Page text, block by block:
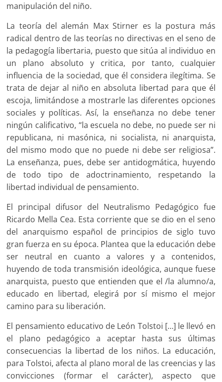
manipulación del niño.
La teoría del alemán Max Stirner es la postura más
radical dentro de las teorías no directivas en el seno de
la pedagogía libertaria, puesto que sitúa al individuo en
un plano absoluto y critica, por tanto, cualquier
influencia de la sociedad, que él considera ilegítima. Se
trata de dejar al niño en absoluta libertad para que él
escoja, limitándose a mostrarle las diferentes opciones
sociales y políticas. Así, la enseñanza no debe tener
ningún calificativo, “la escuela no debe, no puede ser ni
republicana, ni masónica, ni socialista, ni anarquista,
del mismo modo que no puede ni debe ser religiosa”.
La enseñanza, pues, debe ser antidogmática, huyendo
de todo tipo de adoctrinamiento, respetando la
libertad individual de pensamiento.
El principal difusor del Neutralismo Pedagógico fue
Ricardo Mella Cea. Esta corriente que se dio en el seno
del anarquismo español de principios de siglo tuvo
gran fuerza en su época. Plantea que la educación debe
ser neutral en cuanto a valores y a contenidos,
huyendo de toda transmisión ideológica, aunque fuese
anarquista, puesto que entienden que el /la alumno/a,
educado en libertad, elegirá por sí mismo el mejor
camino para su liberación.
El pensamiento educativo de León Tolstoi […] le llevó en
el plano pedagógico a aceptar hasta sus últimas
consecuencias la libertad de los niños. La educación,
para Tolstoi, afecta al plano moral de las creencias y las
convicciones (formar el carácter), aspecto que